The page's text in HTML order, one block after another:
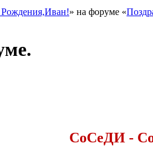
» на форуме «
СоСеДИ -